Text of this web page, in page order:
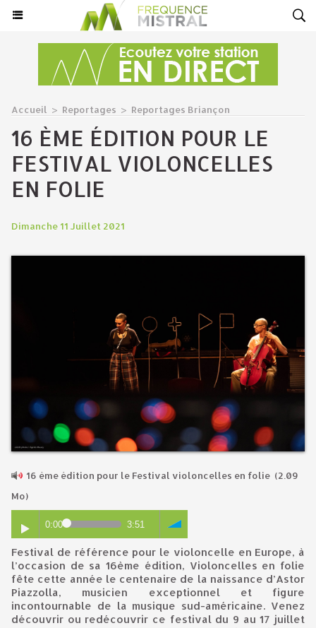
Accueil > Reportages > Reportages Briançon
16 ÈME ÉDITION POUR LE
FESTIVAL VIOLONCELLES
EN FOLIE
Dimanche 11 Juillet 2021
16 ème édition pour le Festival violoncelles en folie (2.09
Mo)
0:00 3:51
Festival de référence pour le violoncelle en Europe, à
l’occasion de sa 16ème édition, Violoncelles en folie
fête cette année le centenaire de la naissance d’Astor
Piazzolla, musicien exceptionnel et figure
incontournable de la musique sud-américaine. Venez
découvrir ou redécouvrir ce festival du 9 au 17 juillet